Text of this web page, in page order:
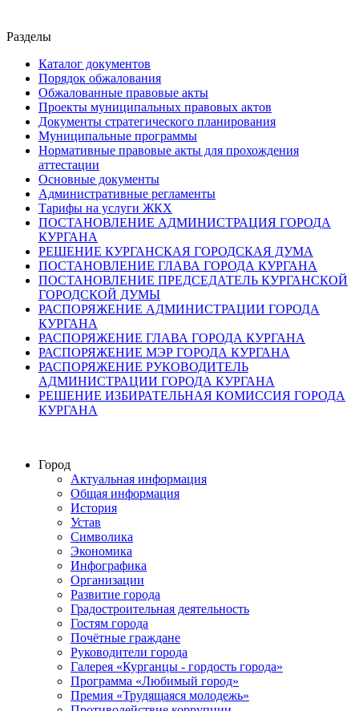
Разделы
Каталог документов
Порядок обжалования
Обжалованные правовые акты
Проекты муниципальных правовых актов
Документы стратегического планирования
Муниципальные программы
Нормативные правовые акты для прохождения
аттестации
Основные документы
Административные регламенты
Тарифы на услуги ЖКХ
ПОСТАНОВЛЕНИЕ АДМИНИСТРАЦИЯ ГОРОДА
КУРГАНА
РЕШЕНИЕ КУРГАНСКАЯ ГОРОДСКАЯ ДУМА
ПОСТАНОВЛЕНИЕ ГЛАВА ГОРОДА КУРГАНА
ПОСТАНОВЛЕНИЕ ПРЕДСЕДАТЕЛЬ КУРГАНСКОЙ
ГОРОДСКОЙ ДУМЫ
РАСПОРЯЖЕНИЕ АДМИНИСТРАЦИИ ГОРОДА
КУРГАНА
РАСПОРЯЖЕНИЕ ГЛАВА ГОРОДА КУРГАНА
РАСПОРЯЖЕНИЕ МЭР ГОРОДА КУРГАНА
РАСПОРЯЖЕНИЕ РУКОВОДИТЕЛЬ
АДМИНИСТРАЦИИ ГОРОДА КУРГАНА
РЕШЕНИЕ ИЗБИРАТЕЛЬНАЯ КОМИССИЯ ГОРОДА
КУРГАНА
Город
Актуальная информация
Общая информация
История
Устав
Символика
Экономика
Инфографика
Организации
Развитие города
Градостроительная деятельность
Гостям города
Почётные граждане
Руководители города
Галерея «Курганцы - гордость города»
Программа «Любимый город»
Премия «Трудящаяся молодежь»